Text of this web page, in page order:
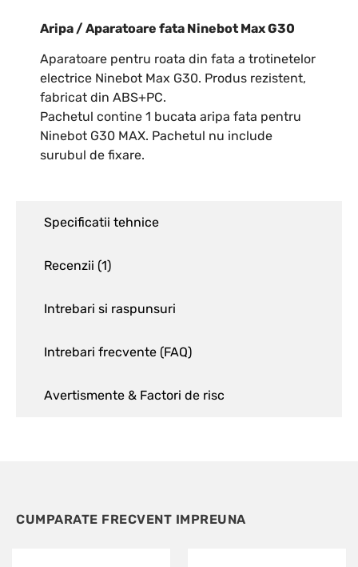
Specificatii tehnice
Recenzii (1)
Intrebari si raspunsuri
Intrebari frecvente (FAQ)
Avertismente & Factori de risc
Aripa / Aparatoare fata Ninebot Max G30
Aparatoare pentru roata din fata a trotinetelor
electrice Ninebot Max G30. Produs rezistent,
fabricat din ABS+PC.
Pachetul contine 1 bucata aripa fata pentru
Ninebot G30 MAX. Pachetul nu include
surubul de fixare.
CUMPARATE FRECVENT IMPREUNA